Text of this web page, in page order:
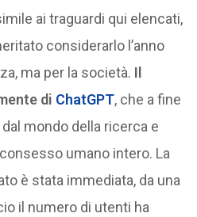
ai traguardi qui elencati,
considerarlo l’anno
ma per la società. Il
di ChatGPT, che a fine
mondo della ricerca e
umano intero. La
è stata immediata, da una
il numero di utenti ha